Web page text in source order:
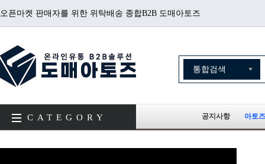
오픈마켓 판매자를 위한 위탁배송 종합B2B 도매아토즈
CATEGORY 공지사항 아토